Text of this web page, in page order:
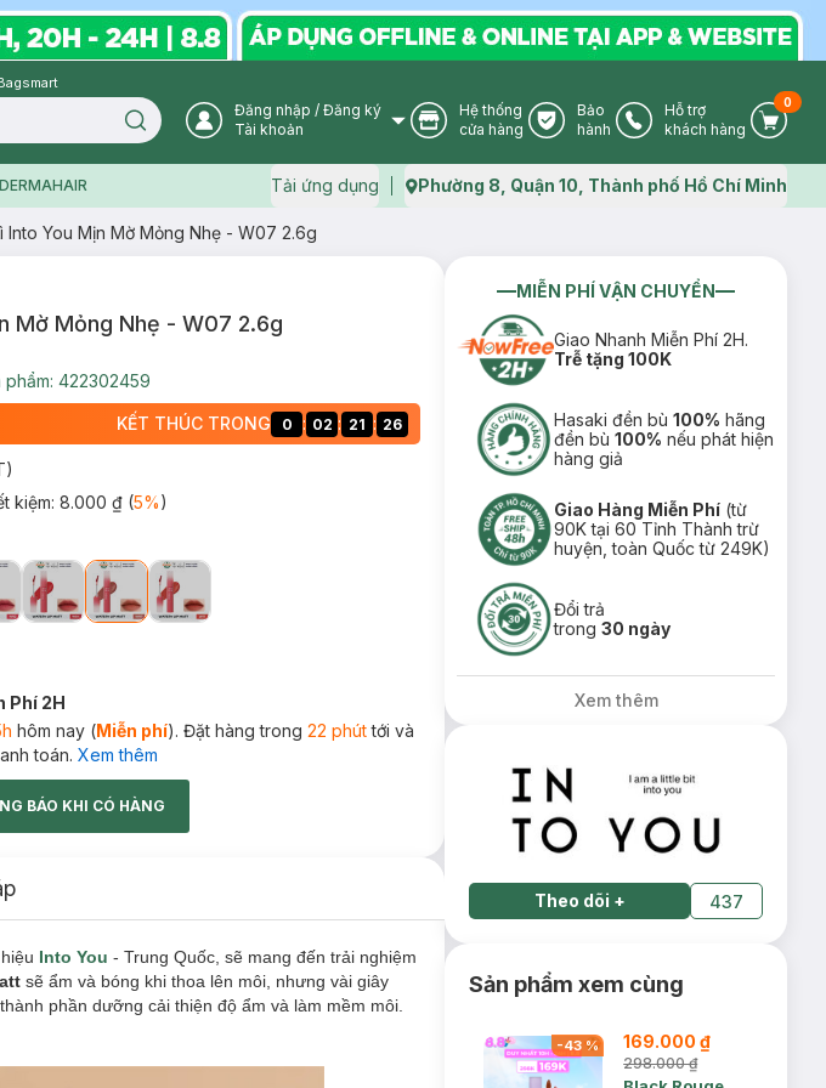
Search icon User Icon
Đăng nhập / Đăng ký
Tài khoản
Store Icon
Hệ thống
cửa hàng
Warranty Icon
Bảo
hành
Phone Icon
Hỗ trợ
khách hàng
Cart
0
DERMAHAIR Tải ứng dụng Map icon
Phường 8, Quận 10, Thành phố Hồ Chí Minh
Into You Mịn Mờ Mỏng Nhẹ - W07 2.6g
Mờ Mỏng Nhẹ - W07 2.6g
phẩm: 422302459
KẾT THÚC TRONG 0 : 02 : 21 : 25
kiệm: 8.000 ₫(5%)
Phí 2H
hôm nay (Miễn phí). Đặt hàng trong 22 phúttới và
toán. Xem thêm
BÁO KHI CÓ HÀNG
Into You - Trung Quốc, sẽ mang đến trải nghiệm
sẽ ẩm và bóng khi thoa lên môi, nhưng vài giây
phần dưỡng cải thiện độ ẩm và làm mềm môi.
MIỄN PHÍ VẬN CHUYỂN
Giao Nhanh Miễn Phí 2H.
Trễ tặng 100K
Hasaki đền bù100% hãng
đền bù100% nếu phát hiện
hàng giả
Giao Hàng Miễn Phí (từ
90K tại 60 Tỉnh Thành trừ
huyện, toàn Quốc từ 249K)
Đổi trả
trong30 ngày
Xem thêm
Theo dõi + 437
Sản phẩm xem cùng
-43% 169.000 ₫
298.000 ₫